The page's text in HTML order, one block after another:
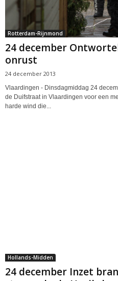
Rotterdam-Rijnmond
24 december
onrust
24 december 2013
Vlaardingen - Dinsdagmiddag 24
de Duifstraat in Vlaardingen voor een
harde wind die...
Hollands-Midden
24 december Inzet